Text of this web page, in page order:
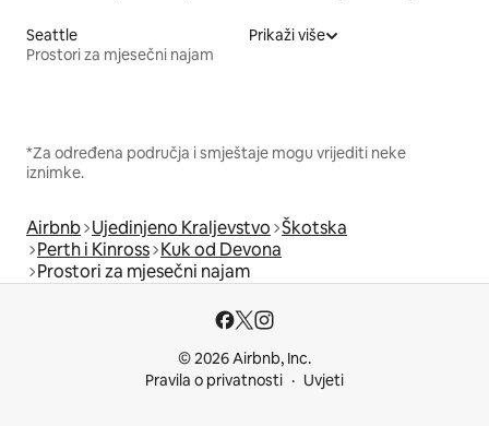
Seattle
Prostori za mjesečni najam
Prikaži više
*Za određena područja i smještaje mogu vrijediti neke
iznimke.
Airbnb Ujedinjeno Kraljevstvo Škotska
Perth i Kinross Kuk od Devona
Prostori za mjesečni najam
© 2026 Airbnb, Inc.
Pravila o privatnosti
Uvjeti